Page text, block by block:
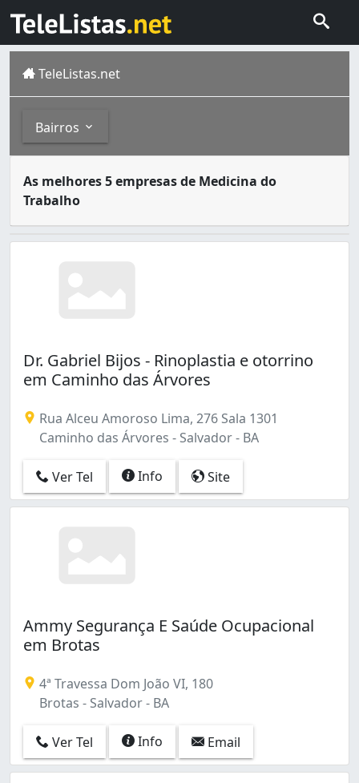
TeleListas.net
Bairros
Engenho Velho de Brotas (1)
Imbuí (1)
Itapuã (1)
Jardim das Margaridas (1)
Liberdade (1)
Matatu (2)
Narandiba (1)
Rio Vermelho (1)
São Cristóvão (1)
As melhores 5 empresas de Medicina do
Trabalho
Salvador , capital do estado da Bahia , foi também a
Dr. Gabriel Bijos - Rinoplastia e otorrino
em Caminho das Árvores
Rua Alceu Amoroso Lima, 276 Sala 1301
Caminho das Árvores - Salvador - BA
Ver Tel Info Site
Ammy Segurança E Saúde Ocupacional
em Brotas
4ª Travessa Dom João VI, 180
Brotas - Salvador - BA
Ver Tel Info Email